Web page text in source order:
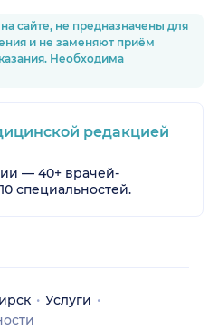
сайте, не предназначены для
и не заменяют приём
Необходима
редакцией
— 40+ врачей-
специальностей.
Услуги